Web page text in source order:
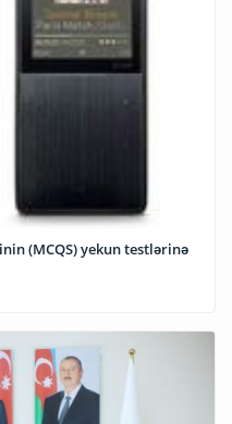
(MCQS) yekun testlərinə